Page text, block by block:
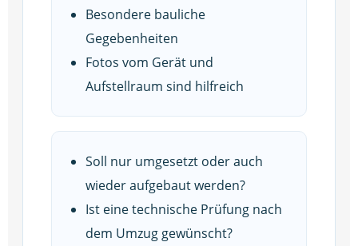
Besondere bauliche
Gegebenheiten
Fotos vom Gerät und
Aufstellraum sind hilfreich
Soll nur umgesetzt oder auch
wieder aufgebaut werden?
Ist eine technische Prüfung nach
dem Umzug gewünscht?